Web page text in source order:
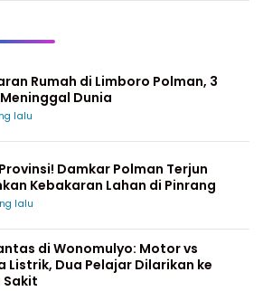
Rumah di Limboro Polman, 3
Dunia
lalu
Damkar Polman Terjun
Kebakaran Lahan di Pinrang
lalu
di Wonomulyo: Motor vs
Listrik, Dua Pelajar Dilarikan ke
Sakit